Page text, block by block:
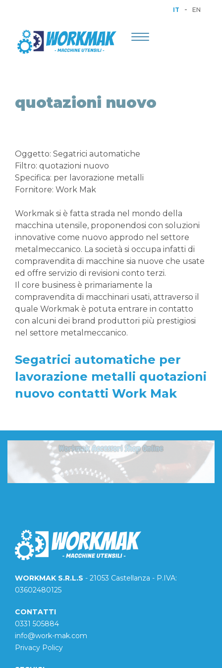
IT - EN
Toggle
quotazioni nuovo
Oggetto: Segatrici automatiche
Filtro: quotazioni nuovo
Specifica: per lavorazione metalli
Fornitore: Work Mak
Workmak si è fatta strada nel mondo della
macchina utensile, proponendosi con soluzioni
innovative come nuovo approdo nel settore
metalmeccanico. La società si occupa infatti di
compravendita di macchine sia nuove che usate
ed offre servizio di revisioni conto terzi.
Il core business è primariamente la
compravendita di macchinari usati, attraverso il
quale Workmak è potuta entrare in contatto
con alcuni dei brand produttori più prestigiosi
nel settore metalmeccanico.
Segatrici automatiche per
lavorazione metalli quotazioni
nuovo contatti Work Mak
WORKMAK S.R.L.S - 21053 Castellanza - P.IVA:
03602480125
CONTATTI
0331 505884
info@work-mak.com
Privacy Policy